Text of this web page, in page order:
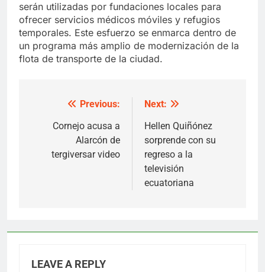
serán utilizadas por fundaciones locales para
ofrecer servicios médicos móviles y refugios
temporales. Este esfuerzo se enmarca dentro de
un programa más amplio de modernización de la
flota de transporte de la ciudad.
navigation
Previous:
Cornejo acusa a
Alarcón de
tergiversar video
Next:
Hellen Quiñónez
sorprende con su
regreso a la
televisión
ecuatoriana
LEAVE A REPLY